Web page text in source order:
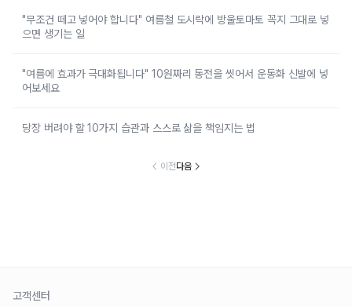
"무조건 떼고 넣어야 합니다" 여름철 도시락에 방울토마토 꼭지 그대로 넣
으면 생기는 일
"여름에 효과가 극대화됩니다" 10원짜리 동전을 씻어서 운동화 신발에 넣
어보세요
당장 버려야 할 10가지 습관과 스스로 삶을 책임지는 법
이전다음
고객센터